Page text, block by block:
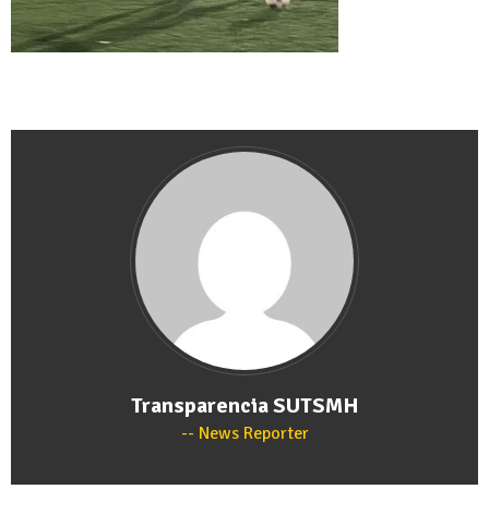
Transparencia SUTSMH
News Reporter